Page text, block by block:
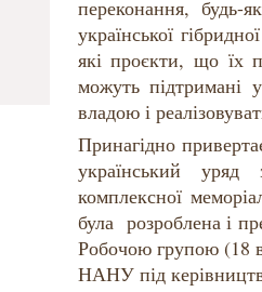
переконання, будь-
української
які проєкти, що їх
можуть підтримані
владою і
Принагідно
український уряд
комплексної
була розроблена і
Робочою групою (18
НАНУ під